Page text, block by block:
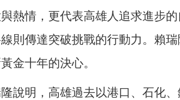
熱情，更代表高雄人追求進步
則傳達突破挑戰的行動力。賴
金十年的決心。
說明，高雄過去以港口、石化